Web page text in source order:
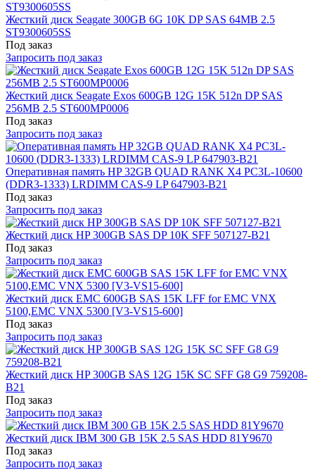
Жесткий диск Seagate 300GB 6G 10K DP SAS 64MB 2.5
ST9300605SS
Под заказ
Запросить под заказ
Жесткий диск Seagate Exos 600GB 12G 15K 512n DP SAS
256MB 2.5 ST600MP0006
Под заказ
Запросить под заказ
Оперативная память HP 32GB QUAD RANK X4 PC3L-10600
(DDR3-1333) LRDIMM CAS-9 LP 647903-B21
Под заказ
Запросить под заказ
Жесткий диск HP 300GB SAS DP 10K SFF 507127-B21
Под заказ
Запросить под заказ
Жесткий диск EMC 600GB SAS 15K LFF for EMC VNX
5100,EMC VNX 5300 [V3-VS15-600]
Под заказ
Запросить под заказ
Жесткий диск HP 300GB SAS 12G 15K SC SFF G8 G9 759208-
B21
Под заказ
Запросить под заказ
Жесткий диск IBM 300 GB 15K 2.5 SAS HDD 81Y9670
Под заказ
Запросить под заказ